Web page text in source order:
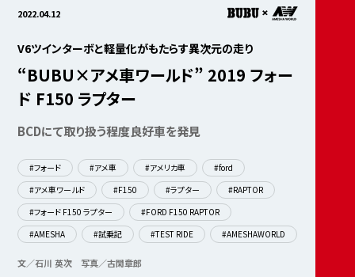
2022.04.12
V6ツインターボと軽量化がもたらす異次元の走り
“BUBU×アメ車ワールド” 2019 フォー
ド F150 ラプター
BCDにて取り扱う程度良好車を発見
#フォード #アメ車 #アメリカ車
#ford
#アメ車ワールド
#F150 #ラプター
#RAPTOR
#フォード F150 ラプター
#FORD F150 RAPTOR
#AMESHA
#試乗記 #TEST RIDE #AMESHAWORLD
文／石川 英次 写真／古閑章郎